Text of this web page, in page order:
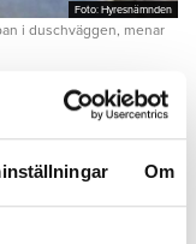
Om
Foto: Hyresnämnden
Foto: Hyresnämnden
i duschväggen, menar
under hela den tid
eller något
anledningen till att
heller inte så lätt